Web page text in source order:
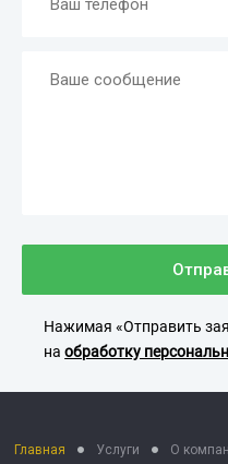
Нажимая «Отправить
наобработку
Главная Услуги О